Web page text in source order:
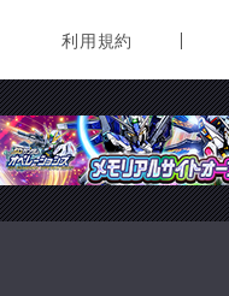
利用規約